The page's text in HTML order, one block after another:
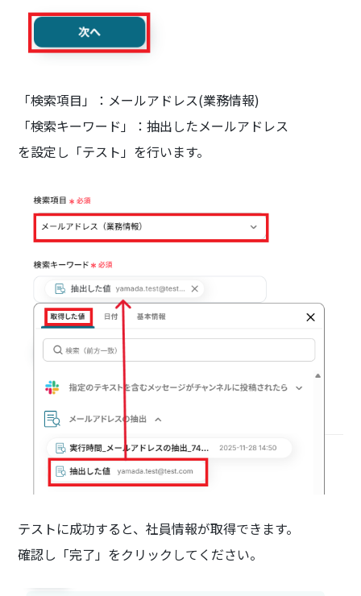
「検索項目」：メールアドレス(業務情報)
「検索キーワード」：抽出したメールアドレス
を設定し「テスト」を行います。
テストに成功すると、社員情報が取得できます。
確認し「完了」をクリックしてください。